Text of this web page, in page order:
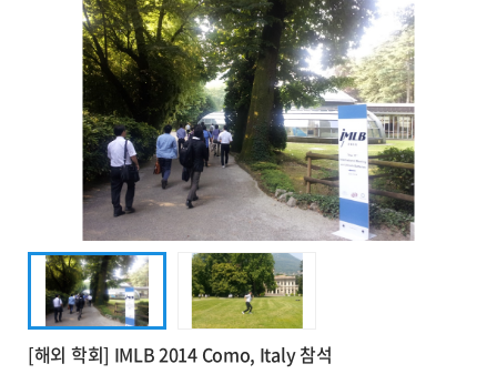
[해외 학회] IMLB 2014 Como, Italy 참석